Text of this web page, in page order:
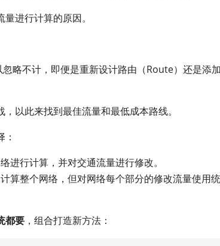
进行计算的原因。
略不计，即便是重新设计路由（Route）还是添
以此来找到最佳流量和最低成本路线。
进行计算，并对交通流量进行修改。
算整个网络，但对网络每个部分的修改流量使用
都要 ，组合打造新方法：